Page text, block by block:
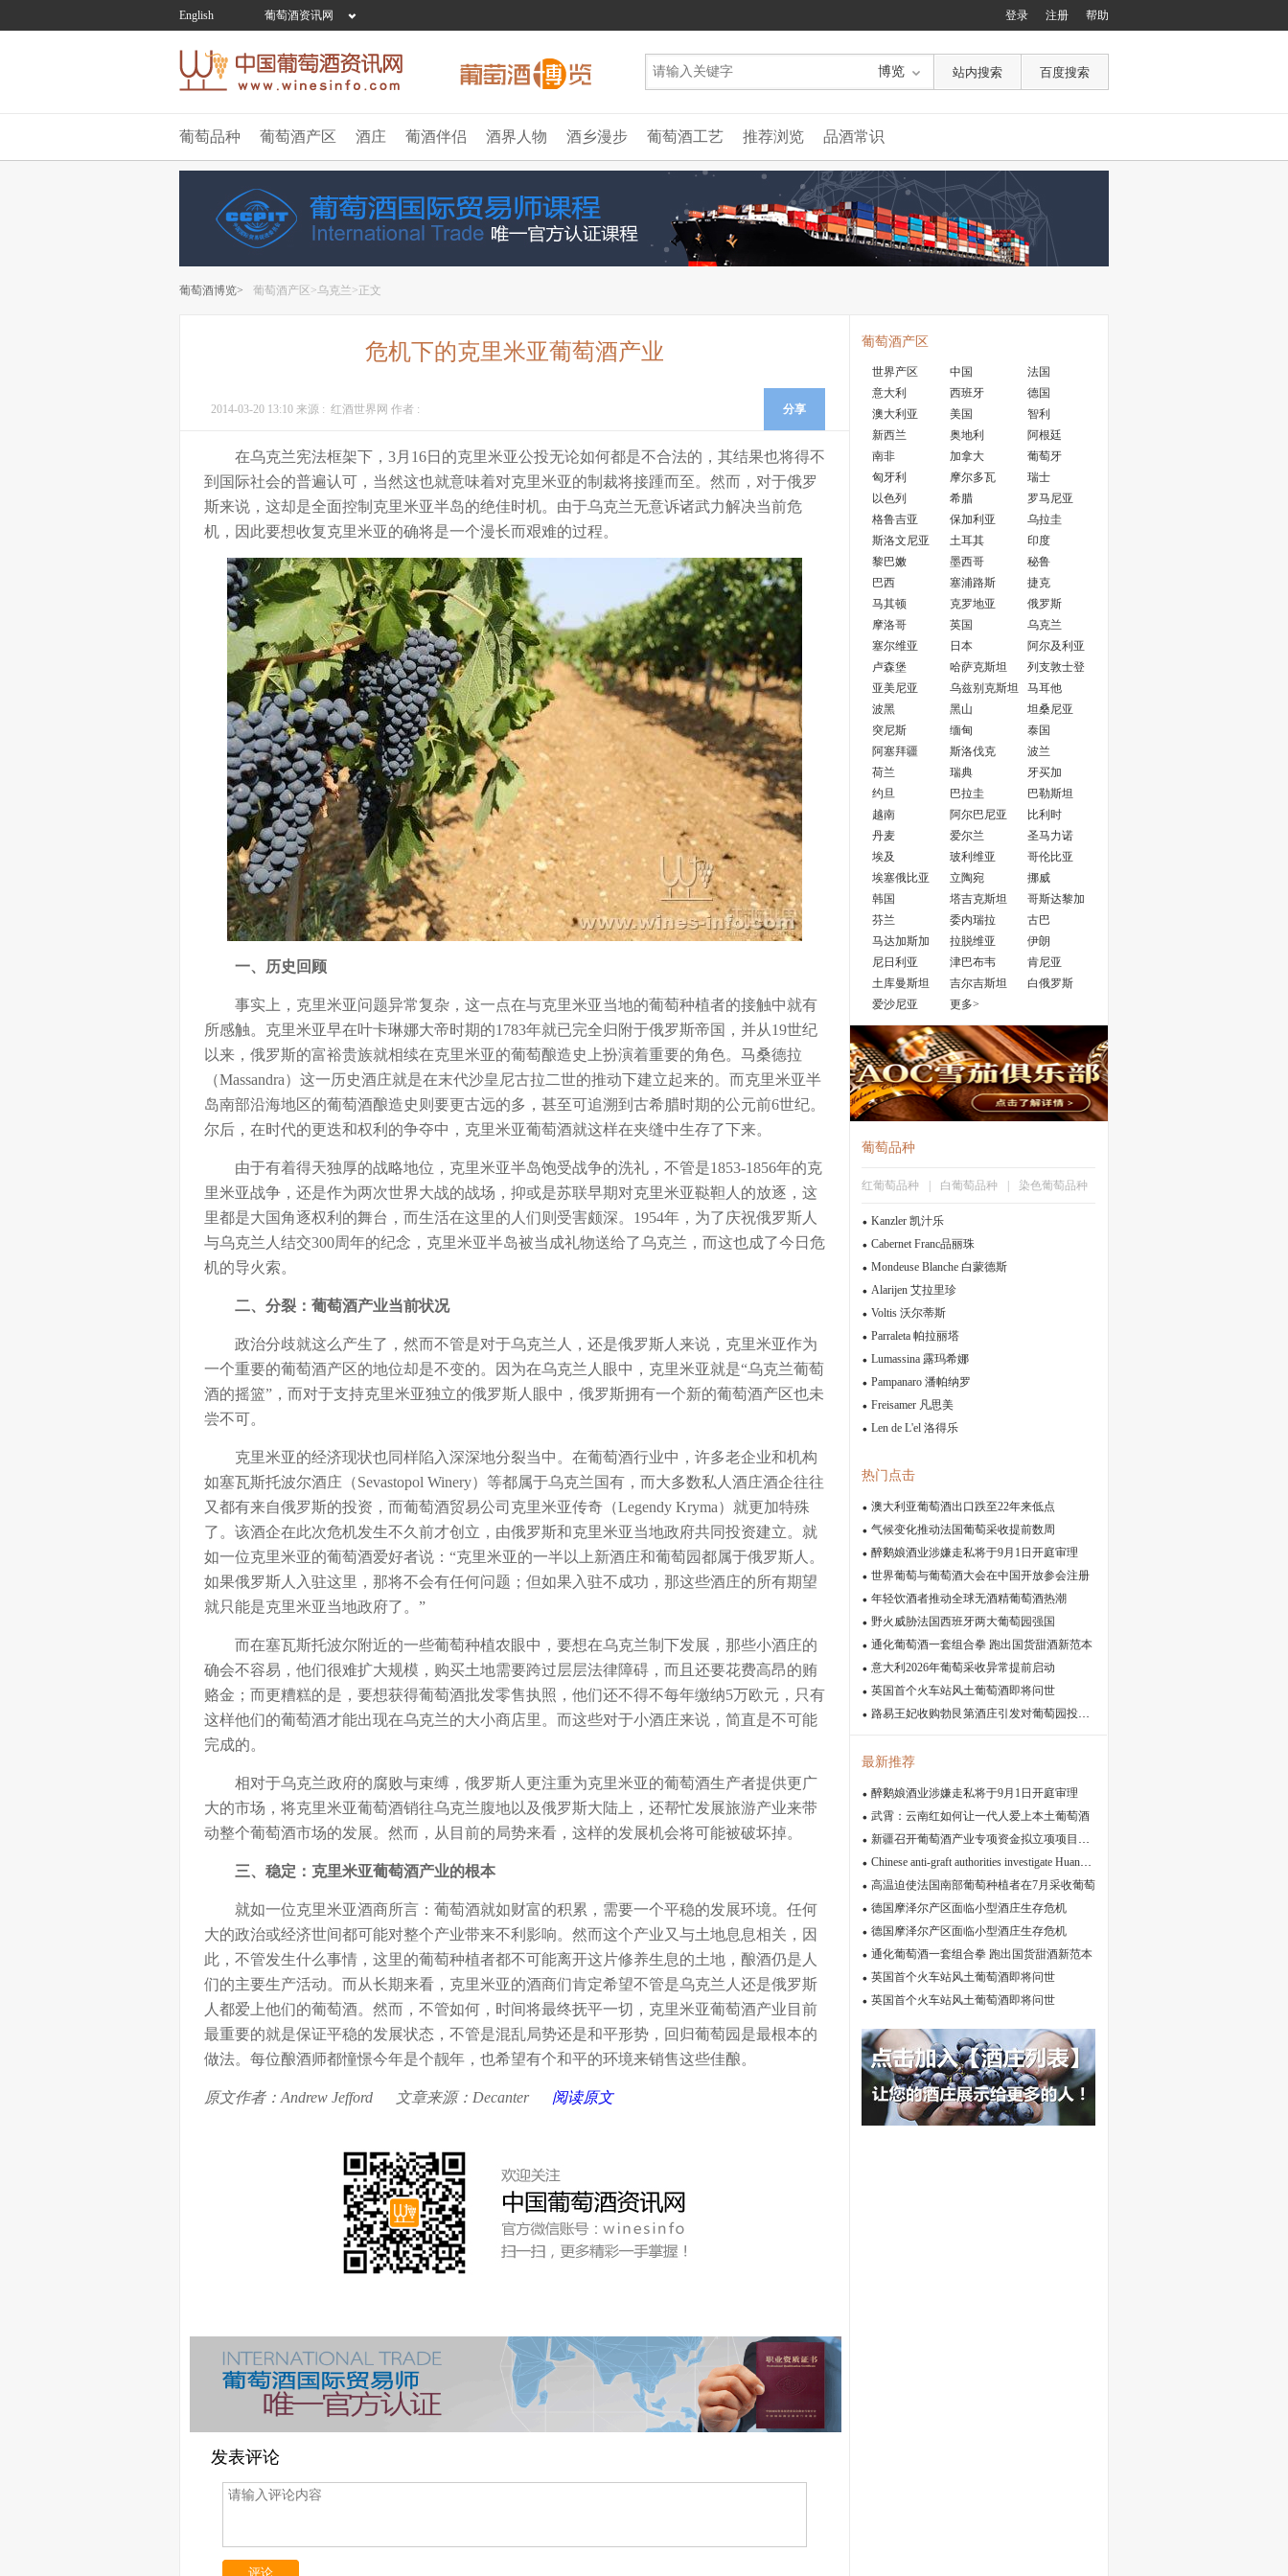
English 葡萄酒资讯网 帮助
注册
登录
博览
葡萄品种 葡萄酒产区 酒庄 葡酒伴侣 酒界人物 酒乡漫步 葡萄酒工艺 推荐浏览 品酒常识
葡萄酒博览> 葡萄酒产区>乌克兰>正文
危机下的克里米亚葡萄酒产业
2014-03-20 13:10 来源 :红酒世界网 作者 : 分享
在乌克兰宪法框架下，3月16日的克里米亚公投无论如何都是不合法的，其结果也将得不
到国际社会的普遍认可，当然这也就意味着对克里米亚的制裁将接踵而至。然而，对于俄罗
斯来说，这却是全面控制克里米亚半岛的绝佳时机。由于乌克兰无意诉诸武力解决当前危
机，因此要想收复克里米亚的确将是一个漫长而艰难的过程。
一、历史回顾
事实上，克里米亚问题异常复杂，这一点在与克里米亚当地的葡萄种植者的接触中就有
所感触。克里米亚早在叶卡琳娜大帝时期的1783年就已完全归附于俄罗斯帝国，并从19世纪
以来，俄罗斯的富裕贵族就相续在克里米亚的葡萄酿造史上扮演着重要的角色。马桑德拉
（Massandra）这一历史酒庄就是在末代沙皇尼古拉二世的推动下建立起来的。而克里米亚半
岛南部沿海地区的葡萄酒酿造史则要更古远的多，甚至可追溯到古希腊时期的公元前6世纪。
尔后，在时代的更迭和权利的争夺中，克里米亚葡萄酒就这样在夹缝中生存了下来。
由于有着得天独厚的战略地位，克里米亚半岛饱受战争的洗礼，不管是1853-1856年的克
里米亚战争，还是作为两次世界大战的战场，抑或是苏联早期对克里米亚鞑靼人的放逐，这
里都是大国角逐权利的舞台，而生活在这里的人们则受害颇深。1954年，为了庆祝俄罗斯人
与乌克兰人结交300周年的纪念，克里米亚半岛被当成礼物送给了乌克兰，而这也成了今日危
机的导火索。
二、分裂：葡萄酒产业当前状况
政治分歧就这么产生了，然而不管是对于乌克兰人，还是俄罗斯人来说，克里米亚作为
一个重要的葡萄酒产区的地位却是不变的。因为在乌克兰人眼中，克里米亚就是“乌克兰葡萄
酒的摇篮”，而对于支持克里米亚独立的俄罗斯人眼中，俄罗斯拥有一个新的葡萄酒产区也未
尝不可。
克里米亚的经济现状也同样陷入深深地分裂当中。在葡萄酒行业中，许多老企业和机构
如塞瓦斯托波尔酒庄（Sevastopol Winery）等都属于乌克兰国有，而大多数私人酒庄酒企往往
又都有来自俄罗斯的投资，而葡萄酒贸易公司克里米亚传奇（Legendy Kryma）就更加特殊
了。该酒企在此次危机发生不久前才创立，由俄罗斯和克里米亚当地政府共同投资建立。就
如一位克里米亚的葡萄酒爱好者说：“克里米亚的一半以上新酒庄和葡萄园都属于俄罗斯人。
如果俄罗斯人入驻这里，那将不会有任何问题；但如果入驻不成功，那这些酒庄的所有期望
就只能是克里米亚当地政府了。”
而在塞瓦斯托波尔附近的一些葡萄种植农眼中，要想在乌克兰制下发展，那些小酒庄的
确会不容易，他们很难扩大规模，购买土地需要跨过层层法律障碍，而且还要花费高昂的贿
赂金；而更糟糕的是，要想获得葡萄酒批发零售执照，他们还不得不每年缴纳5万欧元，只有
这样他们的葡萄酒才能出现在乌克兰的大小商店里。而这些对于小酒庄来说，简直是不可能
完成的。
相对于乌克兰政府的腐败与束缚，俄罗斯人更注重为克里米亚的葡萄酒生产者提供更广
大的市场，将克里米亚葡萄酒销往乌克兰腹地以及俄罗斯大陆上，还帮忙发展旅游产业来带
动整个葡萄酒市场的发展。然而，从目前的局势来看，这样的发展机会将可能被破坏掉。
三、稳定：克里米亚葡萄酒产业的根本
就如一位克里米亚酒商所言：葡萄酒就如财富的积累，需要一个平稳的发展环境。任何
大的政治或经济世间都可能对整个产业带来不利影响。然而这个产业又与土地息息相关，因
此，不管发生什么事情，这里的葡萄种植者都不可能离开这片修养生息的土地，酿酒仍是人
们的主要生产活动。而从长期来看，克里米亚的酒商们肯定希望不管是乌克兰人还是俄罗斯
人都爱上他们的葡萄酒。然而，不管如何，时间将最终抚平一切，克里米亚葡萄酒产业目前
最重要的就是保证平稳的发展状态，不管是混乱局势还是和平形势，回归葡萄园是最根本的
做法。每位酿酒师都憧憬今年是个靓年，也希望有个和平的环境来销售这些佳酿。
原文作者： Andrew Jefford 文章来源： Decanter 阅读原文
发表评论
评论
葡萄酒产区
世界产区 中国
法国
意大利
西班牙
德国
澳大利亚
美国
智利
新西兰
奥地利
阿根廷
南非
加拿大
葡萄牙
匈牙利
摩尔多瓦
瑞士
以色列
希腊
罗马尼亚
格鲁吉亚
保加利亚
乌拉圭
斯洛文尼亚
土耳其
印度
黎巴嫩
墨西哥
秘鲁
巴西
塞浦路斯
捷克
马其顿
克罗地亚
俄罗斯
摩洛哥
英国
乌克兰
塞尔维亚
日本
阿尔及利亚
卢森堡
哈萨克斯坦
列支敦士登
亚美尼亚
乌兹别克斯坦
马耳他
波黑
黑山
坦桑尼亚
突尼斯
缅甸
泰国
阿塞拜疆
斯洛伐克
波兰
荷兰
瑞典
牙买加
约旦
巴拉圭
巴勒斯坦
越南
阿尔巴尼亚
比利时
丹麦
爱尔兰
圣马力诺
埃及
玻利维亚
哥伦比亚
埃塞俄比亚
立陶宛
挪威
韩国
塔吉克斯坦
哥斯达黎加
芬兰
委内瑞拉
古巴
马达加斯加
拉脱维亚
伊朗
尼日利亚
津巴布韦
肯尼亚
土库曼斯坦
吉尔吉斯坦
白俄罗斯
爱沙尼亚
更多>
葡萄品种
红葡萄品种 白葡萄品种 染色葡萄品种
Kanzler 凯汁乐
Cabernet Franc品丽珠
Mondeuse Blanche 白蒙德斯
Alarijen 艾拉里珍
Voltis 沃尔蒂斯
Parraleta 帕拉丽塔
Lumassina 露玛希娜
Pampanaro 潘帕纳罗
Freisamer 凡思美
Len de L'el 洛得乐
热门点击
澳大利亚葡萄酒出口跌至22年来低点
气候变化推动法国葡萄采收提前数周
醉鹅娘酒业涉嫌走私将于9月1日开庭审理
世界葡萄与葡萄酒大会在中国开放参会注册
年轻饮酒者推动全球无酒精葡萄酒热潮
野火威胁法国西班牙两大葡萄园强国
通化葡萄酒一套组合拳 跑出国货甜酒新范本
意大利2026年葡萄采收异常提前启动
英国首个火车站风土葡萄酒即将问世
路易王妃收购勃艮第酒庄引发对葡萄园投机的担忧
最新推荐
醉鹅娘酒业涉嫌走私将于9月1日开庭审理
武霄：云南红如何让一代人爱上本土葡萄酒
新疆召开葡萄酒产业专项资金拟立项项目推进会
Chinese anti-graft authorities investigate Huang Siming, Ningxia’s top wine official
高温迫使法国南部葡萄种植者在7月采收葡萄
德国摩泽尔产区面临小型酒庄生存危机
德国摩泽尔产区面临小型酒庄生存危机
通化葡萄酒一套组合拳 跑出国货甜酒新范本
英国首个火车站风土葡萄酒即将问世
英国首个火车站风土葡萄酒即将问世